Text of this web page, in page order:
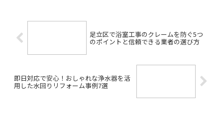
足立区で浴室工事のクレームを防ぐ5つ
のポイントと信頼できる業者の選び方
即日対応で安心！おしゃれな浄水器を活
用した水回りリフォーム事例7選